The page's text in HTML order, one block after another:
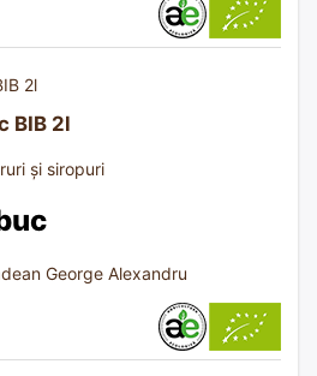
BIB 2l
și siropuri
George Alexandru